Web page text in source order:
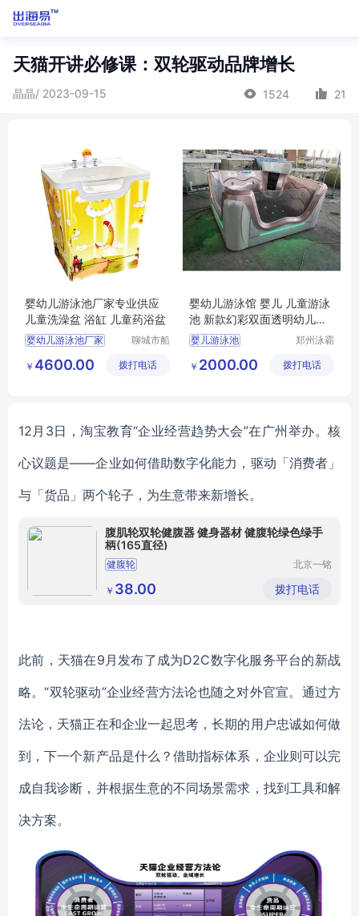
天猫开讲必修课：双轮驱动品牌增长
晶晶/ 2023-09-15 1524 21
婴幼儿游泳池厂家专业供应
儿童洗澡盆 浴缸 儿童药浴盆
婴幼儿游泳池厂家
婴幼儿浴缸
聊城市船
乐设备有
￥ 4600.00 拨打电话
婴幼儿游泳馆 婴儿 儿童游泳
池 新款幻彩双面透明幼儿一
体池
婴儿游泳池
婴幼儿游泳馆
郑州泳霸
有限公司
￥ 2000.00 拨打电话
12月3日，淘宝教育“企业经营趋势大会”在广州举办。核
心议题是——企业如何借助数字化能力， 驱动「消费者 」
与 「货品 」两个轮子，为生意带来新增长。
腹肌轮双轮健腹器 健身器材 健腹轮绿色绿手
柄(165直径)
健腹轮
北京一铭
有限公司
￥ 38.00 拨打电话
此前，天猫在9月发布了成为D2C数字化服务平台的新战
略。“双轮驱动”企业经营方法论也随之对外官宣。通过方
法论，天猫正在和企业一起思考，长期的用户忠诚如何做
到，下一个新产品是什么 ？借助指标体系，企业则可以完
成自我诊断，并根据生意的不同场景需求，找到工具和解
决方案。